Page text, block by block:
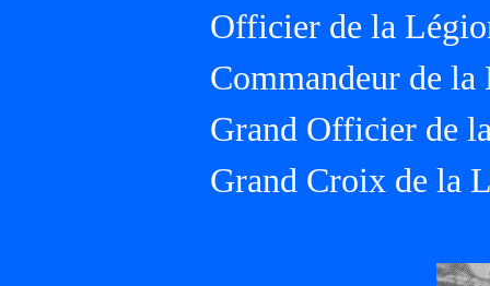
Officier de la
Commandeur de
Grand Officier de
Grand Croix de la